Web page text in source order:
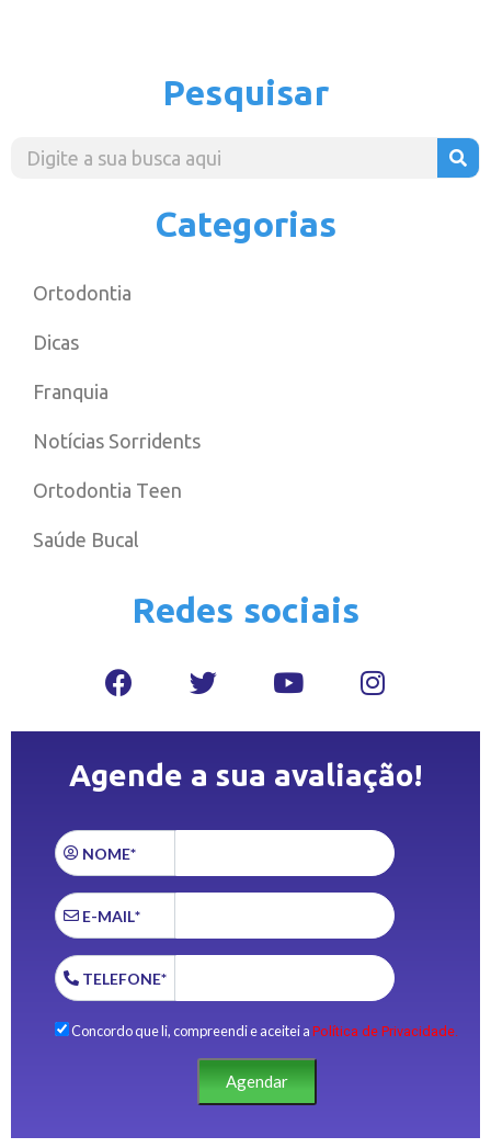
Pesquisar
Categorias
Ortodontia
Dicas
Franquia
Notícias Sorridents
Ortodontia Teen
Saúde Bucal
Redes sociais
Agende a sua avaliação!
NOME*
E-MAIL*
TELEFONE*
Concordo que li, compreendi e aceitei a Política de Privacidade.
Agendar